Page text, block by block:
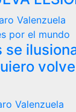
Valenzuela
por el mundo
se
Valenzuela